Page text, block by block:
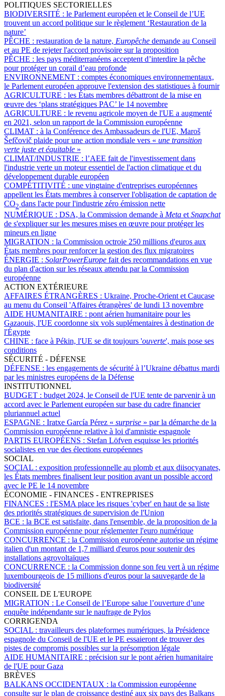
POLITIQUES SECTORIELLES
BIODIVERSITÉ : le Parlement européen et le Conseil de l’UE
trouvent un accord politique sur le règlement ‘Restauration de la
nature’
PÊCHE : restauration de la nature, Europêche demande au Conseil
et au PE de rejeter l'accord provisoire sur la proposition
PÊCHE : les pays méditerranéens acceptent d’interdire la pêche
pour protéger un corail d’eau profonde
ENVIRONNEMENT : comptes économiques environnementaux,
le Parlement européen approuve l'extension des statistiques à fournir
AGRICULTURE : les États membres débattront de la mise en
œuvre des ‘plans stratégiques PAC’ le 14 novembre
AGRICULTURE : le revenu agricole moyen de l'UE a augmenté
en 2021, selon un rapport de la Commission européenne
CLIMAT : à la Conférence des Ambassadeurs de l'UE, Maroš
Šefčovič plaide pour une action mondiale vers « une transition
verte juste et équitable »
CLIMAT/INDUSTRIE : l’AEE fait de l'investissement dans
l'industrie verte un moteur essentiel de l'action climatique et du
développement durable européen
COMPÉTITIVITÉ : une vingtaine d'entreprises européennes
appellent les États membres à conserver l'obligation de captation de
CO2 dans l'acte pour l'industrie zéro émission nette
NUMÉRIQUE : DSA, la Commission demande à Meta et Snapchat
de s'expliquer sur les mesures mises en œuvre pour protéger les
mineurs en ligne
MIGRATION : la Commission octroie 250 millions d'euros aux
États membres pour renforcer la gestion des flux migratoires
ÉNERGIE : SolarPowerEurope fait des recommandations en vue
du plan d'action sur les réseaux attendu par la Commission
européenne
ACTION EXTÉRIEURE
AFFAIRES ÉTRANGÈRES : Ukraine, Proche-Orient et Caucase
au menu du Conseil 'Affaires étrangères' de lundi 13 novembre
AIDE HUMANITAIRE : pont aérien humanitaire pour les
Gazaouis, l'UE coordonne six vols suplémentaires à destination de
l'Égypte
CHINE : face à Pékin, l'UE se dit toujours 'ouverte', mais pose ses
conditions
SÉCURITÉ - DÉFENSE
DÉFENSE : les engagements de sécurité à l’Ukraine débattus mardi
par les ministres européens de la Défense
INSTITUTIONNEL
BUDGET : budget 2024, le Conseil de l'UE tente de parvenir à un
accord avec le Parlement européen sur base du cadre financier
pluriannuel actuel
ESPAGNE : Iratxe García Pérez « surprise » par la démarche de la
Commission européenne relative à loi d'amnistie espagnole
PARTIS EUROPÉENS : Stefan Löfven esquisse les priorités
socialistes en vue des élections européennes
SOCIAL
SOCIAL : exposition professionnelle au plomb et aux diisocyanates,
les États membres finalisent leur position avant un possible accord
avec le PE le 14 novembre
ÉCONOMIE - FINANCES - ENTREPRISES
FINANCES : l'ESMA place les risques 'cyber' en haut de sa liste
des priorités stratégiques de supervision de l'Union
BCE : la BCE est satisfaite, dans l'ensemble, de la proposition de la
Commission européenne pour réglementer l'euro numérique
CONCURRENCE : la Commission européenne autorise un régime
italien d'un montant de 1,7 milliard d'euros pour soutenir des
installations agrovoltaïques
CONCURRENCE : la Commission donne son feu vert à un régime
luxembourgeois de 15 millions d'euros pour la sauvegarde de la
biodiversité
CONSEIL DE L'EUROPE
MIGRATION : Le Conseil de l’Europe salue l’ouverture d’une
enquête indépendante sur le naufrage de Pylos
CORRIGENDA
SOCIAL : travailleurs des plateformes numériques, la Présidence
espagnole du Conseil de l'UE et le PE essaieront de trouver des
pistes de compromis possibles sur la présomption légale
AIDE HUMANITAIRE : précision sur le pont aérien humanitaire
de l'UE pour Gaza
BRÈVES
BALKANS OCCIDENTAUX : la Commission européenne
consulte sur le plan de croissance destiné aux six pays des Balkans